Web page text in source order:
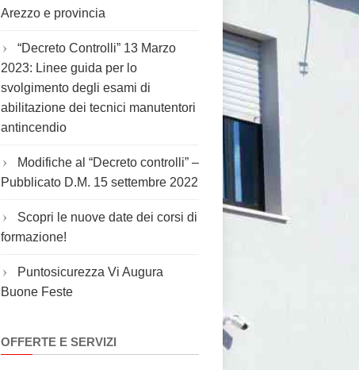
Arezzo e provincia
“Decreto Controlli” 13 Marzo
2023: Linee guida per lo
svolgimento degli esami di
abilitazione dei tecnici manutentori
antincendio
Modifiche al “Decreto controlli” –
Pubblicato D.M. 15 settembre 2022
Scopri le nuove date dei corsi di
formazione!
Puntosicurezza Vi Augura
Buone Feste
OFFERTE E SERVIZI